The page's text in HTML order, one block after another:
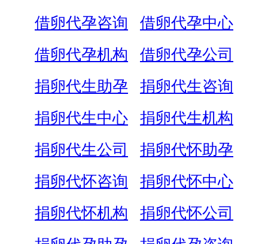
借卵代孕咨询
借卵代孕中心
借卵代孕机构
借卵代孕公司
捐卵代生助孕
捐卵代生咨询
捐卵代生中心
捐卵代生机构
捐卵代生公司
捐卵代怀助孕
捐卵代怀咨询
捐卵代怀中心
捐卵代怀机构
捐卵代怀公司